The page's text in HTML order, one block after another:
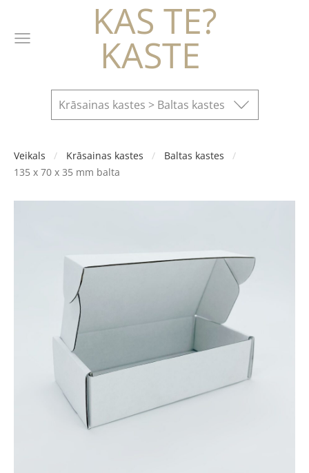
KAS TE?
KASTE
Krāsainas kastes > Baltas kastes
Veikals Krāsainas kastes
Baltas kastes
135 x 70 x 35 mm balta